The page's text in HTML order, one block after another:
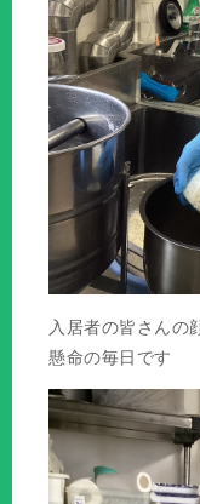
入居者の皆さんの
懸命の毎日です